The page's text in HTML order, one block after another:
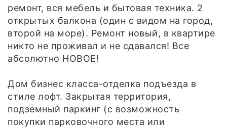
ремонт, вся мебель и бытовая техника. 2
открытых балкона (один с видом на город,
второй на море). Ремонт новый, в квартире
никто не проживал и не сдавался! Все
абсолютно НОВОЕ!
Дом бизнес класса-отделка подъезда в
стиле лофт. Закрытая территория,
подземный паркинг (с возможность
покупки парковочного места или